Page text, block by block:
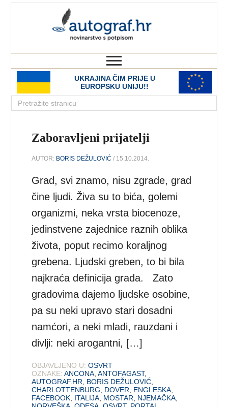
UKRAJINA ČIM PRIJE U
EUROPSKU UNIJU!!
Zaboravljeni prijatelji
AUTOR: BORIS DEŽULOVIĆ / 15.10.2014.
Grad, svi znamo, nisu zgrade, grad
čine ljudi. Živa su to bića, golemi
organizmi, neka vrsta biocenoze,
jedinstvene zajednice raznih oblika
života, poput recimo koraljnog
grebena. Ljudski greben, to bi bila
najkraća definicija grada. Zato
gradovima dajemo ljudske osobine,
pa su neki upravo stari dosadni
namćori, a neki mladi, rauzdani i
divlji: neki arogantni, […]
OBJAVLJENO U: OSVRT
OZNAKE: ANCONA ,ANTOFAGAST,
AUTOGRAF.HR
BORIS DEŽULOVIĆ
CHARLOTTENBURG
DOVER ENGLESKA
FACEBOOK ITALIJA MOSTAR NJEMAČKA